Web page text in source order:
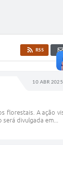
RSS
10 ABR
florestais. A ação
divulgada em...